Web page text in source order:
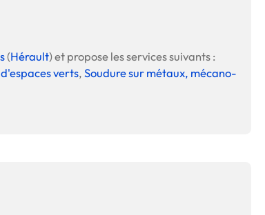
(Hérault) et propose les services suivants :
verts,Soudure sur métaux, mécano-